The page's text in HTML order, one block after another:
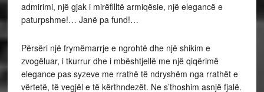
admirimi, një gjak i mirëfilltë armiqësie, një elegancë e
paturpshme!… Janë pa fund!…
Përsëri një frymëmarrje e ngrohtë dhe një shikim e
zvogëluar, i tkurrur dhe i mbështjellë me një qiqërimë
elegance pas syzeve me rrathë të ndryshëm nga rrathët e
vërtetë, të vegjël e të kërthndezët. Ne s’thoshim asnjë fjalë.